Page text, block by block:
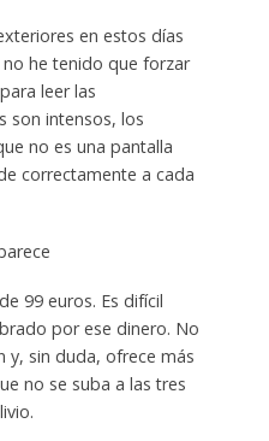
en estos días
he tenido que forzar
leer las
son intensos, los
no es una pantalla
correctamente a cada
99 euros. Es difícil
por ese dinero. No
y, sin duda, ofrece más
no se suba a las tres